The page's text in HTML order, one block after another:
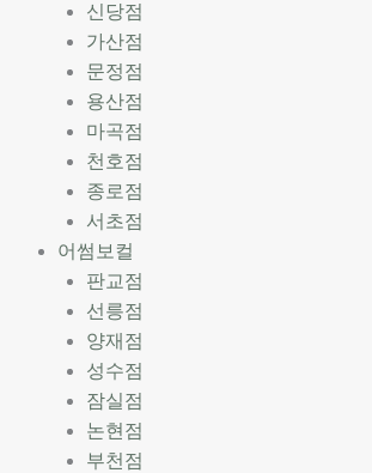
신당점
가산점
문정점
용산점
마곡점
천호점
종로점
서초점
어썸보컬
판교점
선릉점
양재점
성수점
잠실점
논현점
부천점